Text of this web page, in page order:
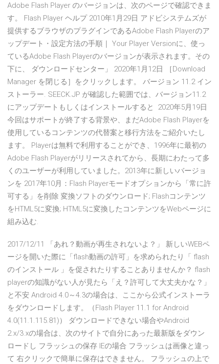
Adobe Flash Player のバージョンは、次のページで確認できま
す。 Flash Player ヘルプ 2010年1月29日 アドビシステムズが
提供するブラウザのプラグインであるAdobe Flash Playerのア
ップデート・設定方法の手順｜ Your Player Versionに、使っ
ているAdobe Flash Playerのバージョンが表示されます。その
下に、 ダウンロードセンター」 2020年1月12日 ［Download
Manager を閉じる］をクリックします。 バージョン 11.2 イン
ストーラー. SEECK.JP が確認した範囲では、バージョン11.2
にアップデートもしくはインストールすると 2020年5月19日
今回はサポートが終了する背景や、まだAdobe Flash Playerを
使用しているコンテンツの代替案と移行方法をご紹介いたし
ます。 Playerは無料で利用することができ、1996年に最初の
Adobe Flash Playerがリリースされてから、長期にわたって多
くのユーザーが利用していました。2013年に新しいバージョ
ンを 2017年10月：Flash Playerモードオプションから「常に許
可する」を削除 変換ソフトのダウンロード; Flashコンテンツ
をHTML5に変換; HTML5に変換したコンテンツをWebページに
組み込む.
2017/12/11 「あれ？動画が再生されないよ？」 新しいWEBペ
ージを開いた際に「flash動画の許可」を求められたり「 flash
のインストール 」を促されたりすることありませんか？ flash
playerの知識がない人が見たら「え？許可して大丈夫かな？」
と不安 Android 4.0～4.3の場合は、ここから公式インストーラ
をダウンロードします。（Flash Player 11.1 for Android
4.0(11.1.115.81)） ダウンロードできない場合やAndroid
2.x/3.xの場合は、次のサイトで自分にあった最新版をダウン
ロードし フラッシュの保存 IEの場合 フラッシュは画像と違っ
て 右クリックで簡単に保存はできません。 フラッシュの上で